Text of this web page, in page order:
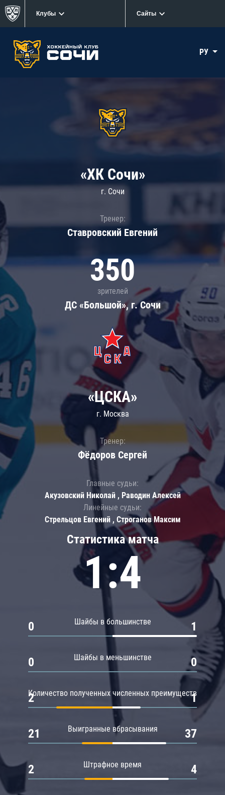
Клубы Сайты
РУ
«ХК Сочи»
г. Сочи
Тренер:
Ставровский Евгений
350
зрителей
ДС «Большой», г. Сочи
Статистика матча
1:4
Шайбы в большинстве
0 1
Шайбы в меньшинстве
0 0
Количество полученных численных преимуществ
2 1
Выигранные вбрасывания
21 37
Штрафное время
2 4
«ЦСКА»
г. Москва
Тренер:
Фёдоров Сергей
Главные судьи:
Акузовский Николай , Раводин Алексей
Линейные судьи:
Стрельцов Евгений , Строганов Максим